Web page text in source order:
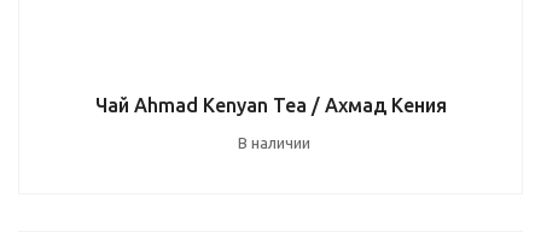
Чай Ahmad Kenyan Tea / Ахмад Кения
В наличии